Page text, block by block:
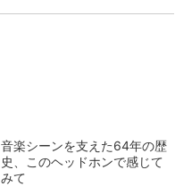
音楽シーンを支えた64年の歴
史、このヘッドホンで感じて
みて